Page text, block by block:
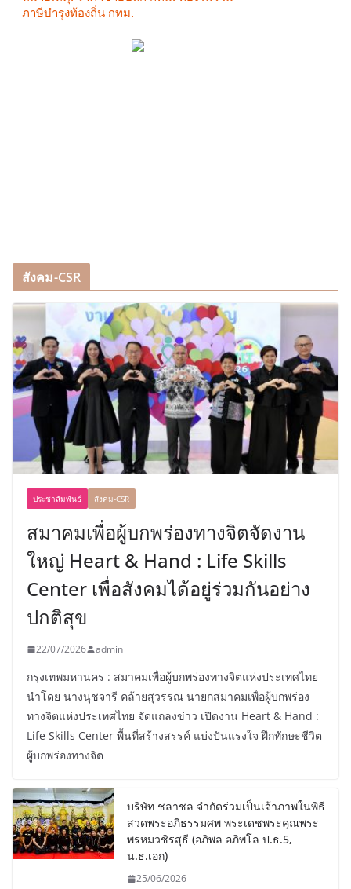
สังคม-CSR
ประชาสัมพันธ์ สังคม-CSR
สมาคมเพื่อผู้บกพร่องทางจิตจัดงาน
ใหญ่ Heart & Hand : Life Skills
Center เพื่อสังคมได้อยู่ร่วมกันอย่าง
ปกติสุข
22/07/2026 admin
กรุงเทพมหานคร : สมาคมเพื่อผู้บกพร่องทางจิตแห่งประเทศไทย
นำโดย นางนุชจารี คล้ายสุวรรณ นายกสมาคมเพื่อผู้บกพร่อง
ทางจิตแห่งประเทศไทย จัดแถลงข่าว เปิดงาน Heart & Hand :
Life Skills Center พื้นที่สร้างสรรค์ แบ่งปันแรงใจ ฝึกทักษะชีวิต
ผู้บกพร่องทางจิต
บริษัท ชลาชล จำกัดร่วมเป็นเจ้าภาพในพิธี
สวดพระอภิธรรมศพ พระเดชพระคุณพระ
พรหมวชิรสุธี (อภิพล อภิพโล ป.ธ.5,
น.ธ.เอก)
25/06/2026